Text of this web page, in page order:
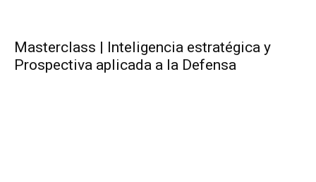
Masterclass | Inteligencia estratégica y
Prospectiva aplicada a la Defensa